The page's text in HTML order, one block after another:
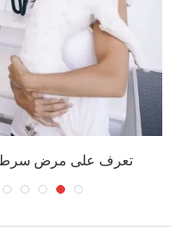
تعرف على مرض